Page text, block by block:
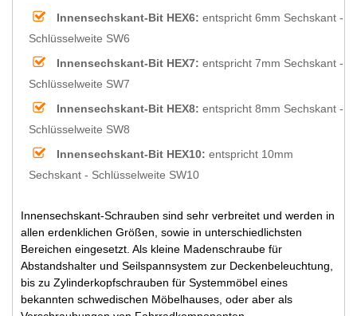
Innensechskant-Bit HEX6: entspricht 6mm Sechskant -
Schlüsselweite SW6
Innensechskant-Bit HEX7: entspricht 7mm Sechskant -
Schlüsselweite SW7
Innensechskant-Bit HEX8: entspricht 8mm Sechskant -
Schlüsselweite SW8
Innensechskant-Bit HEX10: entspricht 10mm
Sechskant - Schlüsselweite SW10
Innensechskant-Schrauben sind sehr verbreitet und werden in
allen erdenklichen Größen, sowie in unterschiedlichsten
Bereichen eingesetzt. Als kleine Madenschraube für
Abstandshalter und Seilspannsystem zur Deckenbeleuchtung,
bis zu Zylinderkopfschrauben für Systemmöbel eines
bekannten schwedischen Möbelhauses, oder aber als